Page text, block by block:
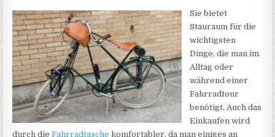
Sie bietet
Stauraum für die
wichtigsten
Dinge, die man im
Alltag oder
während einer
Fahrradtour
benötigt. Auch das
Einkaufen wird
durch dieFahrradtasche komfortabler, da man einiges an